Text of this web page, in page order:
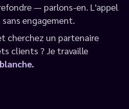
— parlons-en. L'appel
engagement.
cherchez un partenaire
clients ? Je travaille